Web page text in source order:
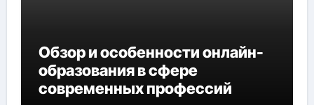
Обзор и особенности онлайн-
образования в сфере
современных профессий